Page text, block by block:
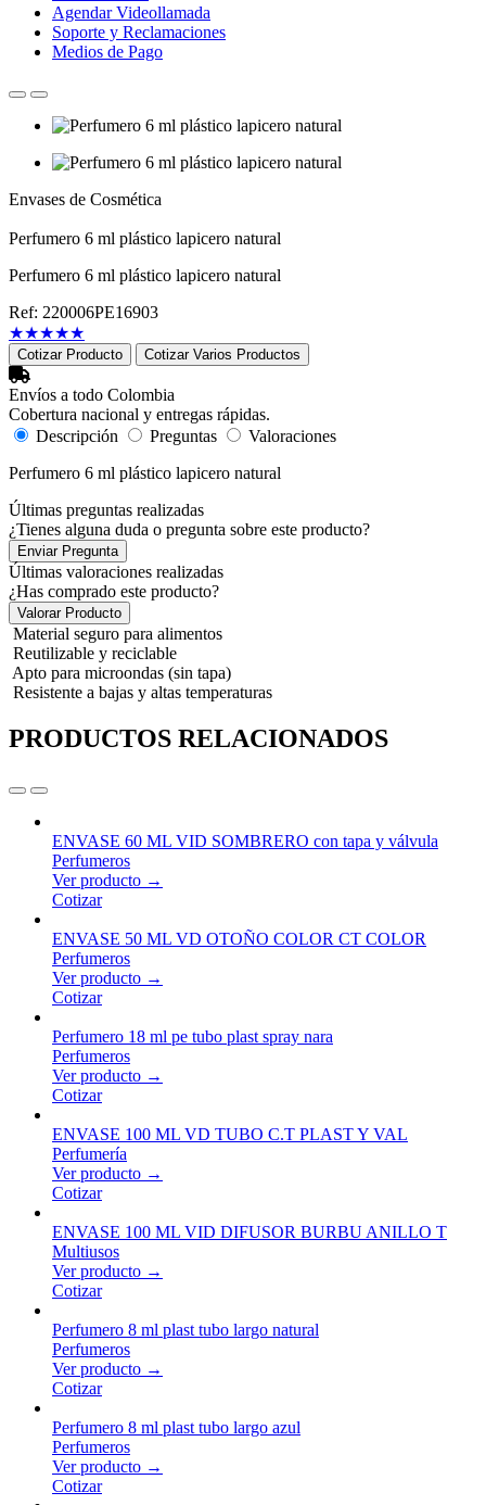
Agendar Videollamada
Soporte y Reclamaciones
Medios de Pago
Envases de Cosmética
Perfumero 6 ml plástico lapicero natural
Perfumero 6 ml plástico lapicero natural
Ref: 220006PE16903
★★★★★
Cotizar Producto Cotizar Varios Productos
Envíos a todo Colombia
Cobertura nacional y entregas rápidas.
Descripción
Preguntas
Valoraciones
Perfumero 6 ml plástico lapicero natural
Últimas preguntas realizadas
¿Tienes alguna duda o pregunta sobre este producto?
Enviar Pregunta
Últimas valoraciones realizadas
¿Has comprado este producto?
Valorar Producto
Material seguro para alimentos
Reutilizable y reciclable
Apto para microondas (sin tapa)
Resistente a bajas y altas temperaturas
PRODUCTOS RELACIONADOS
ENVASE 60 ML VID SOMBRERO con tapa y válvula
Perfumeros
Ver producto →
Cotizar
ENVASE 50 ML VD OTOÑO COLOR CT COLOR
Perfumeros
Ver producto →
Cotizar
Perfumero 18 ml pe tubo plast spray nara
Perfumeros
Ver producto →
Cotizar
ENVASE 100 ML VD TUBO C.T PLAST Y VAL
Perfumería
Ver producto →
Cotizar
ENVASE 100 ML VID DIFUSOR BURBU ANILLO T
Multiusos
Ver producto →
Cotizar
Perfumero 8 ml plast tubo largo natural
Perfumeros
Ver producto →
Cotizar
Perfumero 8 ml plast tubo largo azul
Perfumeros
Ver producto →
Cotizar